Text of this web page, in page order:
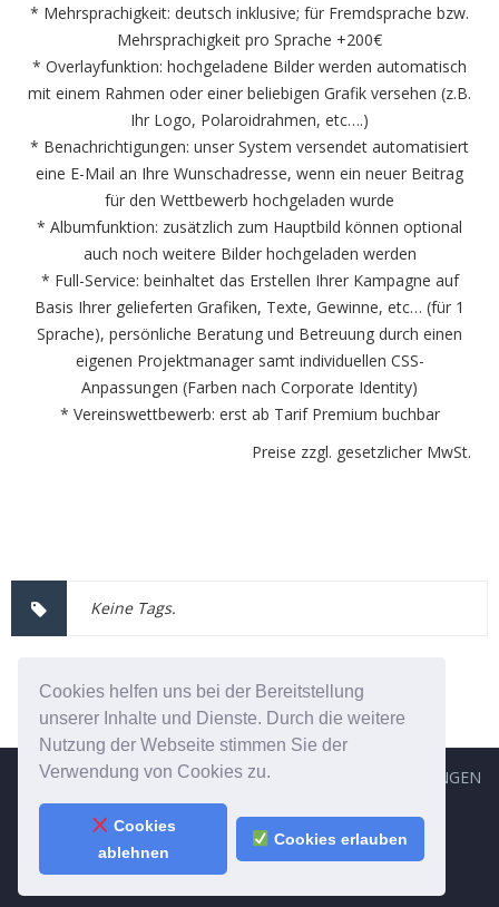
Cookies helfen uns bei der Bereitstellung
unserer Inhalte und Dienste. Durch die weitere
Nutzung der Webseite stimmen Sie der
Verwendung von Cookies zu.
Cookies
ablehnen
Cookies erlauben
* Mehrsprachigkeit: deutsch inklusive; für Fremdsprache bzw.
Mehrsprachigkeit pro Sprache +200€
* Overlayfunktion: hochgeladene Bilder werden automatisch
mit einem Rahmen oder einer beliebigen Grafik versehen (z.B.
Ihr Logo, Polaroidrahmen, etc….)
* Benachrichtigungen: unser System versendet automatisiert
eine E-Mail an Ihre Wunschadresse, wenn ein neuer Beitrag
für den Wettbewerb hochgeladen wurde
* Albumfunktion: zusätzlich zum Hauptbild können optional
auch noch weitere Bilder hochgeladen werden
* Full-Service: beinhaltet das Erstellen Ihrer Kampagne auf
Basis Ihrer gelieferten Grafiken, Texte, Gewinne, etc… (für 1
Sprache), persönliche Beratung und Betreuung durch einen
eigenen Projektmanager samt individuellen CSS-
Anpassungen (Farben nach Corporate Identity)
* Vereinswettbewerb: erst ab Tarif Premium buchbar
Preise zzgl. gesetzlicher MwSt.
Keine Tags.
IMPRESSUM DISCLAIMER
NUTZUNGSBEDINGUNGEN
DATENSCHUTZ
Copyright © 2010-2026 - Happy Contests GmbH